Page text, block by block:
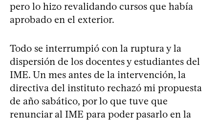
pero lo hizo revalidando cursos que había
aprobado en el exterior.
Todo se interrumpió con la ruptura y la
dispersión de los docentes y estudiantes del
IME. Un mes antes de la intervención, la
directiva del instituto rechazó mi propuesta
de año sabático, por lo que tuve que
renunciar al IME para poder pasarlo en la